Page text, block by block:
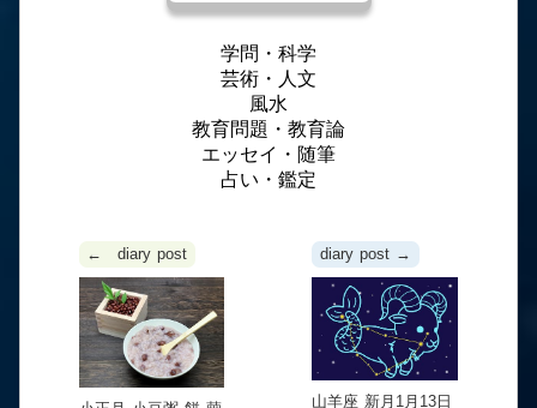
学問・科学
芸術・人文
風水
教育問題・教育論
エッセイ・随筆
占い・鑑定
← diary post diary post →
山羊座 新月1月13日